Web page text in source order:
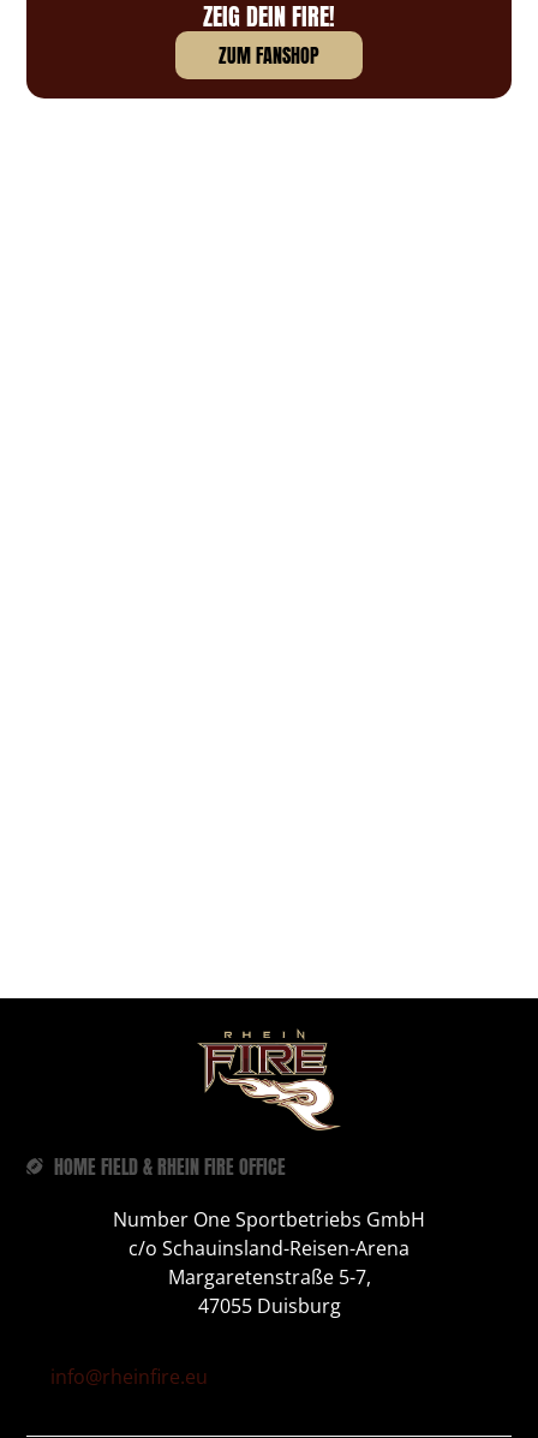
ZEIG DEIN FIRE!
ZUM FANSHOP
HOME FIELD & RHEIN FIRE OFFICE
Number One Sportbetriebs GmbH
c/o Schauinsland-Reisen-Arena
Margaretenstraße 5-7,
47055 Duisburg
info@rheinfire.eu